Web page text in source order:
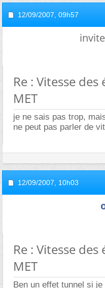
12/09/2007, 09h57
Re : Vitesse
MET
je ne sais pas trop,
ne peut pas parler de
12/09/2007, 10h03
Re : Vitesse
MET
Ben un effet tunnel si